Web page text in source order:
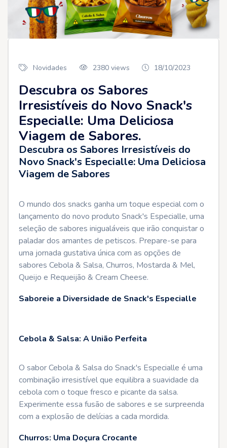
Novidades 2380 views 18/10/2023
Descubra os Sabores
Irresistíveis do Novo Snack's
Especialle: Uma Deliciosa
Viagem de Sabores.
Descubra os Sabores Irresistíveis do
Novo Snack's Especialle: Uma Deliciosa
Viagem de Sabores
O mundo dos snacks ganha um toque especial com o
lançamento do novo produto Snack's Especialle, uma
seleção de sabores inigualáveis que irão conquistar o
paladar dos amantes de petiscos. Prepare-se para
uma jornada gustativa única com as opções de
sabores Cebola & Salsa, Churros, Mostarda & Mel,
Queijo e Requeijão & Cream Cheese.
Saboreie a Diversidade de Snack's Especialle
Cebola & Salsa: A União Perfeita
O sabor Cebola & Salsa do Snack's Especialle é uma
combinação irresistível que equilibra a suavidade da
cebola com o toque fresco e picante da salsa.
Experimente essa fusão de sabores e se surpreenda
com a explosão de delícias a cada mordida.
Churros: Uma Doçura Crocante